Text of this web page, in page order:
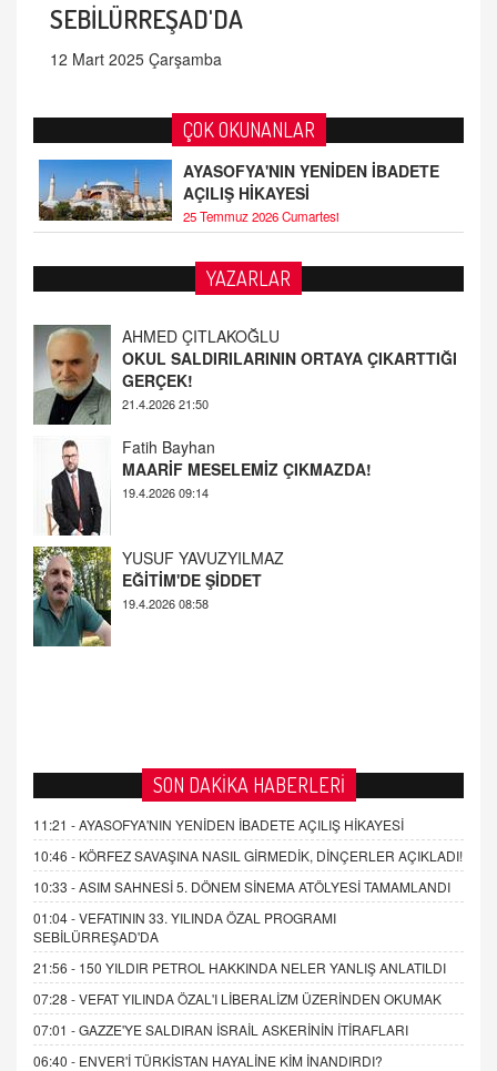
SEBİLÜRREŞAD'DA
12 Mart 2025 Çarşamba
ÇOK OKUNANLAR
AYASOFYA'NIN YENİDEN İBADETE
AÇILIŞ HİKAYESİ
25 Temmuz 2026 Cumartesi
YAZARLAR
Fatih Bayhan
MAARİF MESELEMİZ ÇIKMAZDA!
19.4.2026 09:14
YUSUF YAVUZYILMAZ
EĞİTİM'DE ŞİDDET
19.4.2026 08:58
AHMED ÇITLAKOĞLU
OKUL SALDIRILARININ ORTAYA ÇIKARTTIĞI
GERÇEK!
SON DAKİKA HABERLERİ
11:21 -AYASOFYA'NIN YENİDEN İBADETE AÇILIŞ HİKAYESİ
10:46 - KÖRFEZ SAVAŞINA NASIL GİRMEDİK, DİNÇERLER AÇIKLADI!
10:33 -ASIM SAHNESİ 5. DÖNEM SİNEMA ATÖLYESİ TAMAMLANDI
01:04 -VEFATININ 33. YILINDA ÖZAL PROGRAMI
SEBİLÜRREŞAD'DA
21:56 - 150 YILDIR PETROL HAKKINDA NELER YANLIŞ ANLATILDI
07:28 -VEFAT YILINDA ÖZAL'I LİBERALİZM ÜZERİNDEN OKUMAK
07:01 -GAZZE'YE SALDIRAN İSRAİL ASKERİNİN İTİRAFLARI
06:40 - ENVER'İ TÜRKİSTAN HAYALİNE KİM İNANDIRDI?